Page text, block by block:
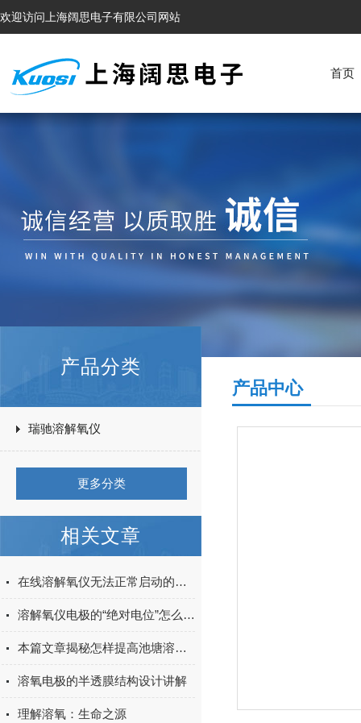
欢迎访问上海阔思电子有限公司网站
首页
产品分类
瑞驰溶解氧仪
更多分类
相关文章
在线溶解氧仪无法正常启动的解决思路
溶解氧仪电极的“绝对电位”怎么理解？
本篇文章揭秘怎样提高池塘溶解氧！
溶氧电极的半透膜结构设计讲解
理解溶氧：生命之源
产品中心